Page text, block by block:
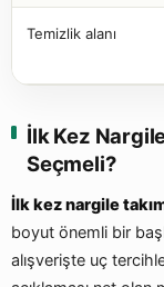
Temizlik alanı
İlk Kez
Seçmeli?
İlk kez nargile
boyut önemli bir
alışverişte uç